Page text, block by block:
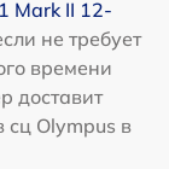
Mark II 12-
не требует
времени
доставит
сц Olympus в